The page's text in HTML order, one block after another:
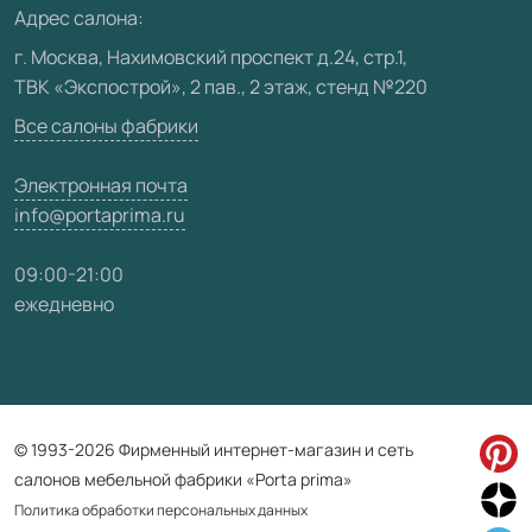
Видео
Карта сайта
Адрес салона:
г. Москва, Нахимовский проспект д.24, стр.1,
ТВК «Экспострой», 2 пав., 2 этаж, стенд №220
Все салоны фабрики
Электронная почта
info@portaprima.ru
09:00-21:00
ежедневно
© 1993-2026 Фирменный интернет-магазин и сеть
салонов мебельной фабрики «Porta prima»
Политика обработки персональных данных